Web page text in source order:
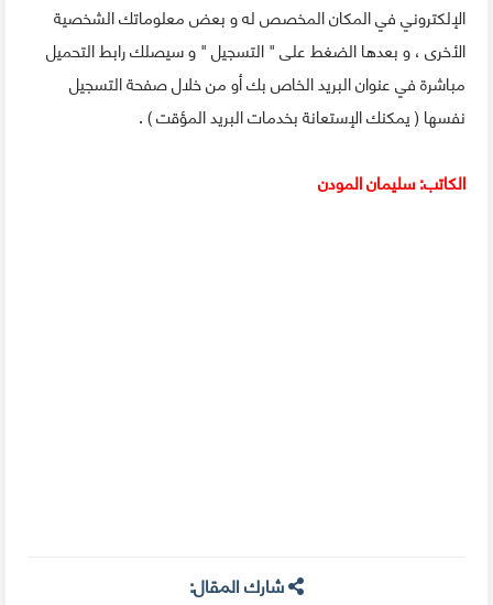
الإلكتروني في المكان المخصص له و بعض معلوماتك الشخصية
الأخرى ، و بعدها الضغط على " التسجيل " و سيصلك رابط التحميل
مباشرة في عنوان البريد الخاص بك أو من خلال صفحة التسجيل
نفسها ( يمكنك الإستعانة بخدمات البريد المؤقت ) .
الكاتب: سليمان المودن
شارك المقال: